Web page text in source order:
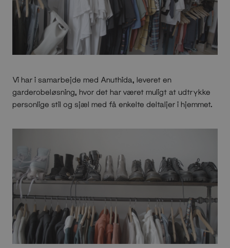
Vi har i samarbejde med Anuthida, leveret en
garderobeløsning, hvor det har været muligt at udtrykke
personlige stil og sjæl med få enkelte deltaljer i hjemmet.